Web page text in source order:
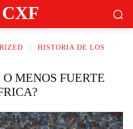
CXF
HISTORIA DE LOS
MENOS FUERTE